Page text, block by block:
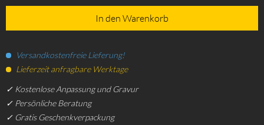
In den Warenkorb
Versandkostenfreie Lieferung!
Lieferzeit anfragbare Werktage
✓ Kostenlose Anpassung und Gravur
✓ Persönliche Beratung
✓ Gratis Geschenkverpackung